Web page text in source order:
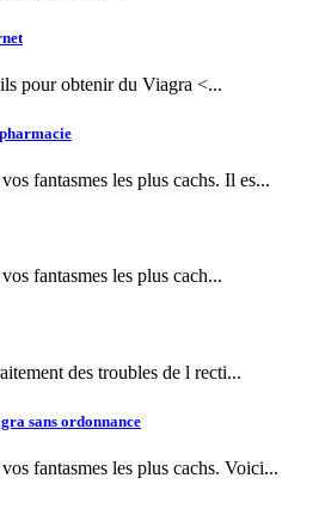
pour obtenirdu Viagra <...
fantasmes les plus cachs. Il es...
fantasmes les plus cach...
des troubles de l recti...
sans ordonnance
fantasmes les plus cachs. Voici...